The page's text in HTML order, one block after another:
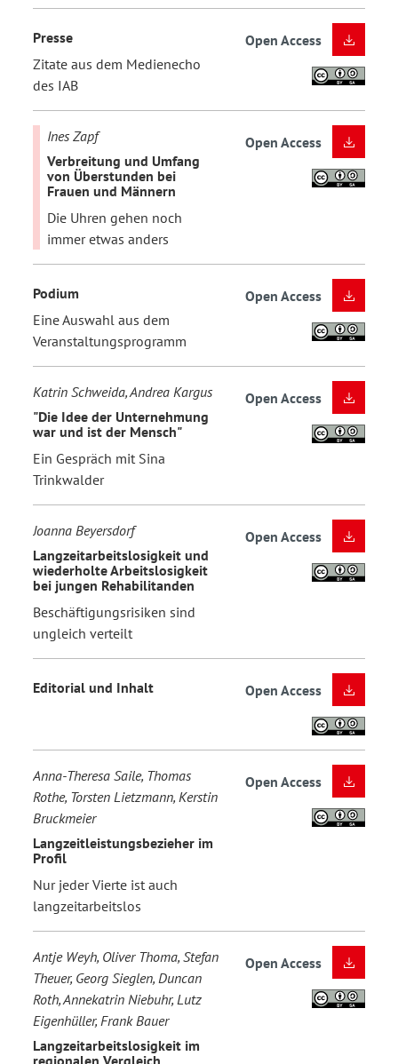
Presse
Zitate aus dem Medienecho
des IAB
Open Access
Ines Zapf
Verbreitung und Umfang
von Überstunden bei
Frauen und Männern
Die Uhren gehen noch
immer etwas anders
Open Access
Podium
Eine Auswahl aus dem
Veranstaltungsprogramm
Open Access
Katrin Schweida, Andrea Kargus
"Die Idee der Unternehmung
war und ist der Mensch"
Ein Gespräch mit Sina
Trinkwalder
Open Access
Joanna Beyersdorf
Langzeitarbeitslosigkeit und
wiederholte Arbeitslosigkeit
bei jungen Rehabilitanden
Beschäftigungsrisiken sind
ungleich verteilt
Open Access
Editorial und Inhalt Open Access
Anna-Theresa Saile, Thomas
Rothe, Torsten Lietzmann, Kerstin
Bruckmeier
Langzeitleistungsbezieher im
Profil
Nur jeder Vierte ist auch
langzeitarbeitslos
Open Access
Antje Weyh, Oliver Thoma, Stefan
Theuer, Georg Sieglen, Duncan
Roth, Annekatrin Niebuhr, Lutz
Eigenhüller, Frank Bauer
Langzeitarbeitslosigkeit im
Open Access